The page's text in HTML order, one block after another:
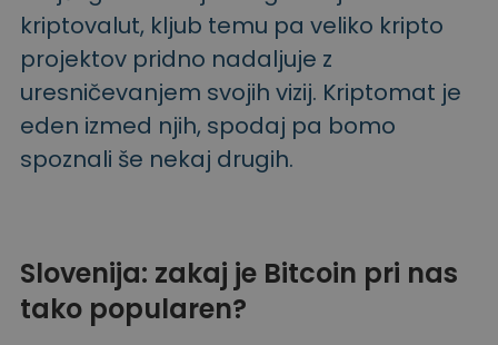
kriptovalut, kljub temu pa veliko kripto
projektov pridno nadaljuje z
uresničevanjem svojih vizij. Kriptomat je
eden izmed njih, spodaj pa bomo
spoznali še nekaj drugih.
Slovenija: zakaj je Bitcoin pri nas
tako popularen?